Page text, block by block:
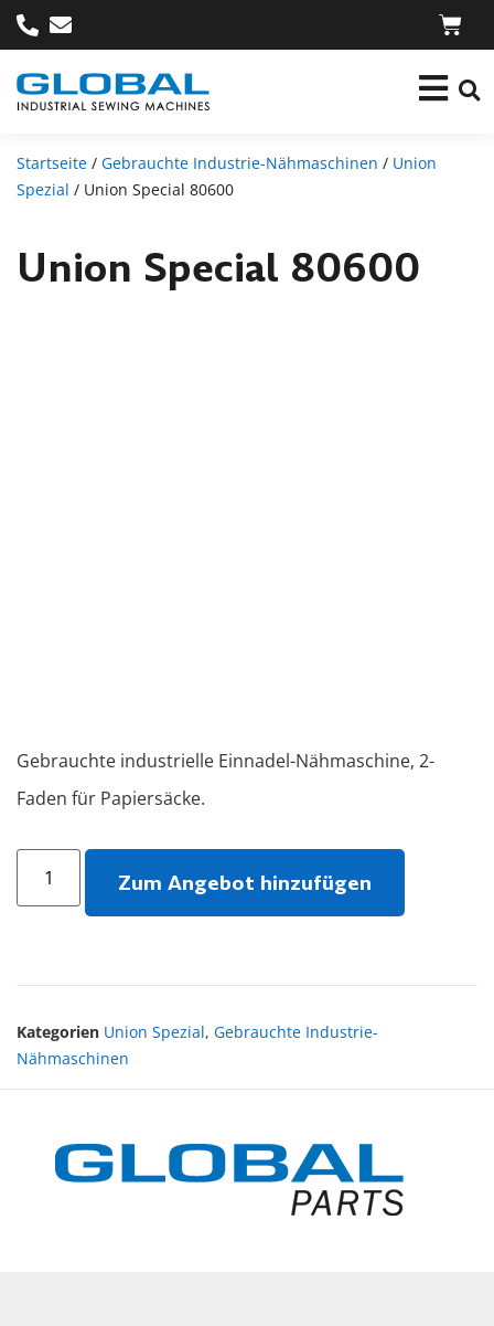
Startseite / Gebrauchte Industrie-Nähmaschinen / Union
Spezial / Union Special 80600
Union Special 80600
Gebrauchte industrielle Einnadel-Nähmaschine, 2-
Faden für Papiersäcke.
Zum Angebot hinzufügen
Kategorien Union Spezial, Gebrauchte Industrie-
Nähmaschinen